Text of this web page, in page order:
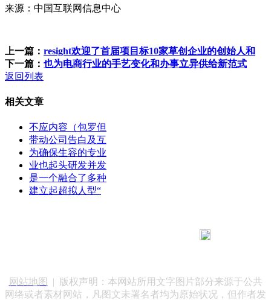
来源：中国互联网信息中心
上一篇： resight欢迎了首届项目标10家草创企业的创始人和
下一篇： 也为电商行业的手艺变化和办事立异供给新范式
返回列表
相关文章
不应内容（包罗但
带动公司告白及互
为确保生容的专业
业也起头研发并发
是一个融合了多种
建立起超拟人型“
网站地图
| 版权声明：本网站所用文字图片部分来源于公共
网络或者素材网站，凡图文未署名者均为原始状况，但作者发